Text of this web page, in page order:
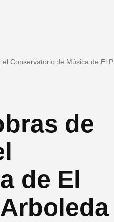
Conservatorio de Música de El
de
de El